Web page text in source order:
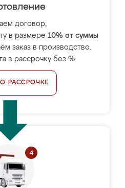
договор,
в размере 10% от суммы
заказ в производство.
в рассрочку без %.
РАССРОЧКЕ